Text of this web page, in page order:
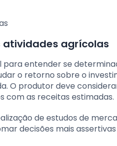
atividades agrícolas
entender se
o retorno sobre o
O produtor deve
com as receitas estimadas.
de estudos de
decisões mais